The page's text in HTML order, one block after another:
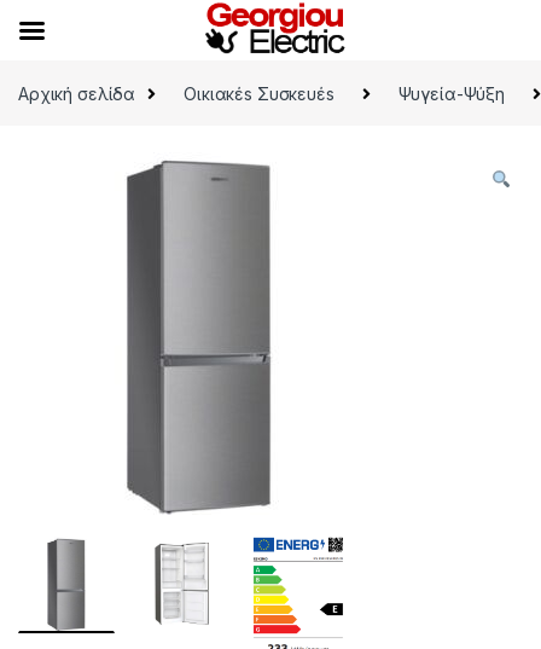
Αρχική σελίδα
Οικιακέs Συσκευέs Ψυγεία-Ψύξη